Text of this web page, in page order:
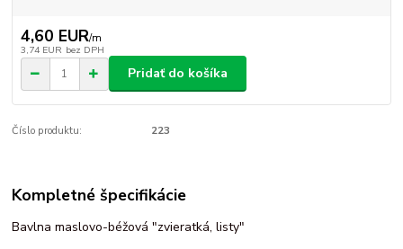
4,60 EUR/m
3,74 EUR bez DPH
Pridať do košíka
Číslo produktu: 223
Kompletné špecifikácie
Bavlna maslovo-béžová "zvieratká, listy"